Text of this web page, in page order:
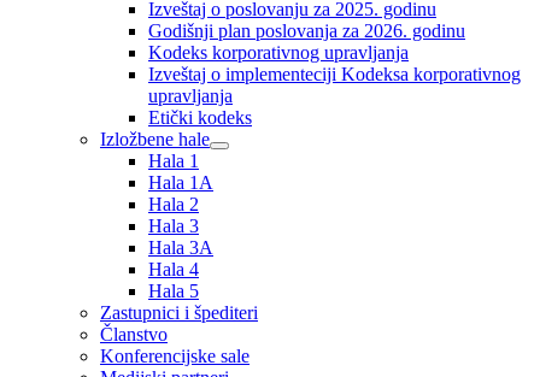
Izveštaj o poslovanju za 2025. godinu
Godišnji plan poslovanja za 2026. godinu
Kodeks korporativnog upravljanja
Izveštaj o implementeciji Kodeksa korporativnog
upravljanja
Etički kodeks
Izložbene hale
Hala 1
Hala 1A
Hala 2
Hala 3
Hala 3A
Hala 4
Hala 5
Zastupnici i špediteri
Članstvo
Konferencijske sale